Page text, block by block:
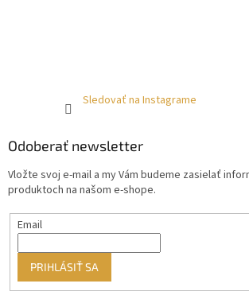
Sledovať na Instagrame
Odoberať newsletter
Vložte svoj e-mail a my Vám budeme zasielať
produktoch na našom e-shope.
Email
PRIHLÁSIŤ SA